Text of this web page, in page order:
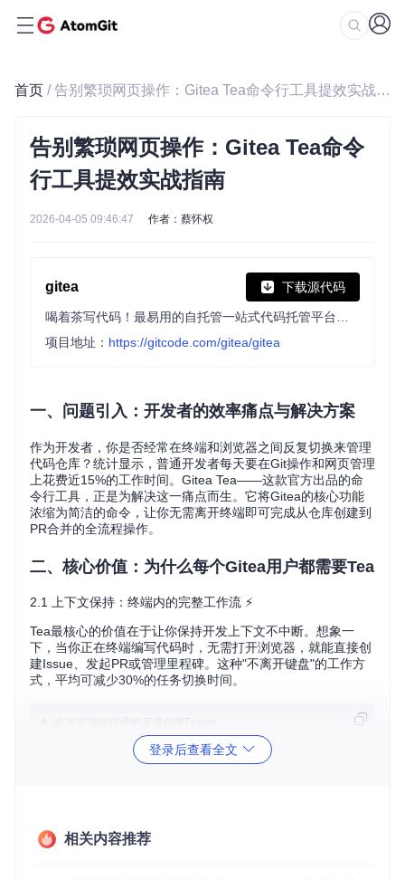
首页 / 告别繁琐网页操作：Gitea Tea命令行工具提效实战指南
告别繁琐网页操作：Gitea Tea命令
行工具提效实战指南
2026-04-05 09:46:47 作者：蔡怀权
gitea 下载源代码
项目地址： https://gitcode.com/gitea/gitea
一、问题引入：开发者的效率痛点与解决方案
作为开发者，你是否经常在终端和浏览器之间反复切换来管理
代码仓库？统计显示，普通开发者每天要在Git操作和网页管理
上花费近15%的工作时间。Gitea Tea——这款官方出品的命
令行工具，正是为解决这一痛点而生。它将Gitea的核心功能
浓缩为简洁的命令，让你无需离开终端即可完成从仓库创建到
PR合并的全流程操作。
二、核心价值：为什么每个Gitea用户都需要Tea
2.1 上下文保持：终端内的完整工作流 ⚡
Tea最核心的价值在于让你保持开发上下文不中断。想象一
下，当你正在终端编写代码时，无需打开浏览器，就能直接创
建Issue、发起PR或管理里程碑。这种"不离开键盘"的工作方
式，平均可减少30%的任务切换时间。
# 在当前项目目录中直接创建Issue
tea issue create --title="登录页面响应缓慢"
Tea的多实例管理功能就像邮件客户端的多账户切换，让你轻
登录后查看全文
相关内容推荐